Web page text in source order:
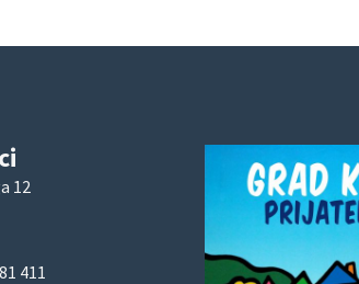
12
411